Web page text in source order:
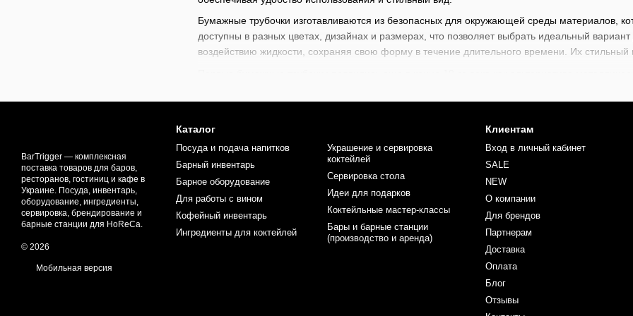
Бумажные трубочки изготавливаются из безопасных для окружающей среды материалов,
доступны в разных цветах, дизайнах и размерах, что позволяет выбрать идеальный
воздействию жидкости, сохраняя свою форму в течение длительного времени. Их стильный
набирать популярность. В 21-м веке они стали символом экологической ответственности,
кафе, ресторанов и домашних вечеринок. Благодаря их экологичности, они часто
окружающей среды. Также они являются отличным выбором для праздничных событий,
В нашем магазине доступен широкий выбор барного инвентаря начиная от стрейнеров,
коктейлей
наборов для барменовибарной литературы
. Каждый найдет здесь что-то для
создания непревзойденных коктейлей. Прокачивайте ваши профессиональные навыки
BarTrigger — комплексная
поставка товаров для баров,
ресторанов, гостиниц и кафе в
Украине. Посуда, инвентарь,
оборудование, ингредиенты,
сервировка, брендирование и
барные станции для HoReCa.
© 2026
Мобильная версия
Каталог
Посуда и подача напитков
Барный инвентарь
Барное оборудование
Для работы с вином
Кофейный инвентарь
Ингредиенты для коктейлей
Украшение и сервировка
коктейлей
Сервировка стола
Идеи для подарков
Коктейльные мастер-классы
Бары и барные станции
(производство и аренда)
Клиентам
Вход в личный кабинет
SALE
NEW
О компании
Для брендов
Партнерам
Доставка
Оплата
Блог
Отзывы